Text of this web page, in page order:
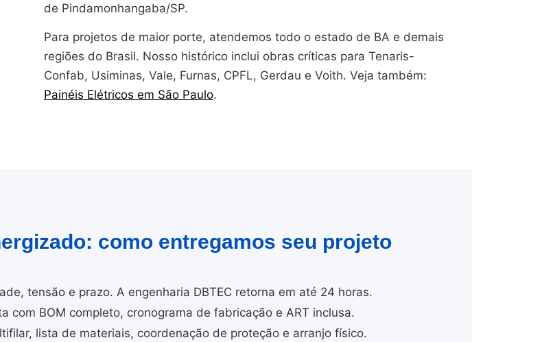
de Pindamonhangaba/SP.
Para projetos de maior porte, atendemos todo o estado de BA e demais
regiões do Brasil. Nosso histórico inclui obras críticas para Tenaris-
Confab, Usiminas, Vale, Furnas, CPFL, Gerdau e Voith. Veja também:
Painéis Elétricos em São Paulo.
como entregamos seu projeto
tensão e prazo. A engenharia DBTEC retorna em até 24 horas.
com BOM completo, cronograma de fabricação e ART inclusa.
lista de materiais, coordenação de proteção e arranjo físico.